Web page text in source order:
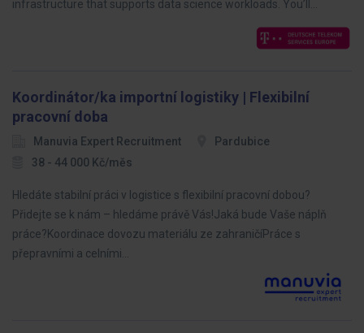
infrastructure that supports data science workloads. You’ll…
Koordinátor/ka importní logistiky | Flexibilní
pracovní doba
Manuvia Expert Recruitment
Pardubice
38 - 44 000 Kč/měs
Hledáte stabilní práci v logistice s flexibilní pracovní dobou?
Přidejte se k nám – hledáme právě Vás!Jaká bude Vaše náplň
práce?Koordinace dovozu materiálu ze zahraničíPráce s
přepravními a celními…